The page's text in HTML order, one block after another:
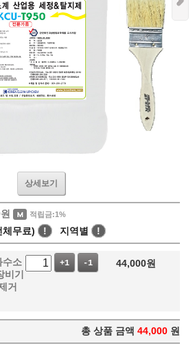
상세보기
원 적립금:1%
체무료) ! 지역별 !
수소
기
거
+1 -1 44,000원
총 상품 금액 44,000 원